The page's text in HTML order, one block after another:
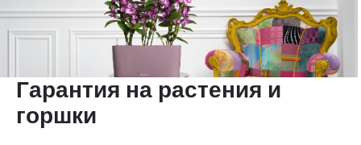
Гарантия на растения и
горшки